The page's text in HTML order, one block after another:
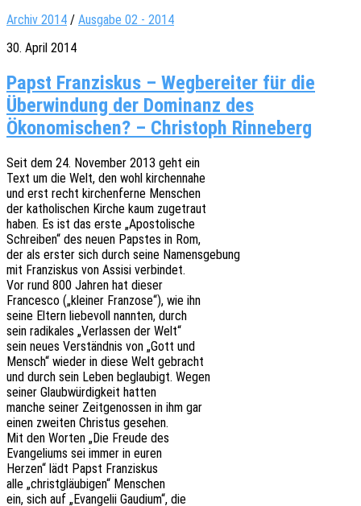
Archiv 2014 / Ausgabe 02 - 2014
30. April 2014
Papst Franziskus – Wegbereiter für die
Überwindung der Dominanz des
Ökonomischen? – Christoph Rinneberg
Seit dem 24. Novem­ber 2013 geht ein
Text um die Welt, den wohl kirchennahe
und erst recht kirchen­fer­ne Menschen
der katho­li­schen Kirche kaum zugetraut
haben. Es ist das erste „Apos­to­li­sche
Schrei­ben“ des neuen Paps­tes in Rom,
der als erster sich durch seine Namensgebung
mit Fran­zis­kus von Assisi verbindet.
Vor rund 800 Jahren hat dieser
Fran­ces­co („klei­ner Fran­zo­se“), wie ihn
seine Eltern liebe­voll nann­ten, durch
sein radi­ka­les „Verlas­sen der Welt“
sein neues Verständ­nis von „Gott und
Mensch“ wieder in diese Welt gebracht
und durch sein Leben beglau­bigt. Wegen
seiner Glaub­wür­dig­keit hatten
manche seiner Zeit­ge­nos­sen in ihm gar
einen zwei­ten Chris­tus gesehen.
Mit den Worten „Die Freude des
Evan­ge­li­ums sei immer in euren
Herzen“ lädt Papst Franziskus
alle „christ­gläu­bi­gen“ Menschen
ein, sich auf „Evan­ge­lii Gaudi­um“, die